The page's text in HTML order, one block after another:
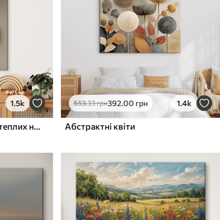
1.5k
Рельєфні кола та гілка в теплих нейтральних тонах
653.33грн392.00 грн 1.4k
Абстрактні квіти